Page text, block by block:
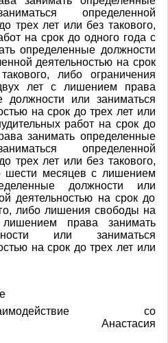
определенной
трех лет или без такового,
на срок до одного года с
определенные должности
деятельностью на срок
либо ограничения
лет с лишением права
должности или заниматься
на срок до трех лет или
работ на срок до
занимать определенные
определенной
трех лет или без такового,
шести месяцев с лишением
должности или
деятельностью на срок до
либо лишения свободы на
права занимать
или заниматься
на срок до трех лет или
со